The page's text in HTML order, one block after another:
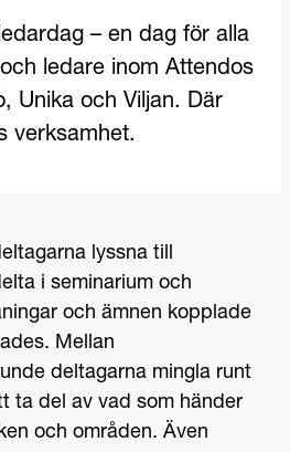
– en dag för alla
ledare inom Attendos
Unika och Viljan. Där
verksamhet.
lyssna till
i seminarium och
och ämnen kopplade
Mellan
deltagarna mingla runt
ta del av vad som händer
och områden. Även